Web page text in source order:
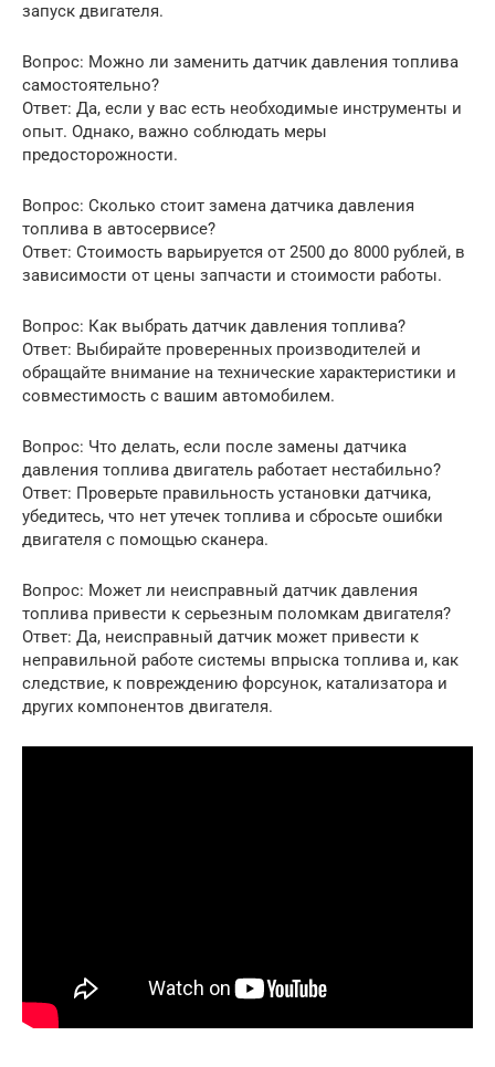
запуск двигателя.
Вопрос: Можно ли заменить датчик давления топлива
самостоятельно?
Ответ: Да, если у вас есть необходимые инструменты и
опыт. Однако, важно соблюдать меры
предосторожности.
Вопрос: Сколько стоит замена датчика давления
топлива в автосервисе?
Ответ: Стоимость варьируется от 2500 до 8000 рублей, в
зависимости от цены запчасти и стоимости работы.
Вопрос: Как выбрать датчик давления топлива?
Ответ: Выбирайте проверенных производителей и
обращайте внимание на технические характеристики и
совместимость с вашим автомобилем.
Вопрос: Что делать, если после замены датчика
давления топлива двигатель работает нестабильно?
Ответ: Проверьте правильность установки датчика,
убедитесь, что нет утечек топлива и сбросьте ошибки
двигателя с помощью сканера.
Вопрос: Может ли неисправный датчик давления
топлива привести к серьезным поломкам двигателя?
Ответ: Да, неисправный датчик может привести к
неправильной работе системы впрыска топлива и, как
следствие, к повреждению форсунок, катализатора и
других компонентов двигателя.